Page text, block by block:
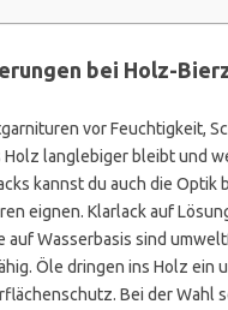
bei Holz-
vor Feuchtigkeit,
Holz langlebiger bleibt und
kannst du auch die
eignen. Klarlack auf
auf Wasserbasis sind
Öle dringen ins Holz ein
Bei der Wahl